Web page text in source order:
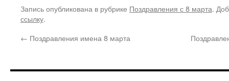
Запись опубликована в рубрике Поздравления с 8 марта.
ссылку.
← Поздравления имена 8 марта